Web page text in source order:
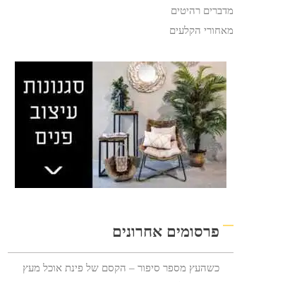
מדברים רהיטים
מאחורי הקלעים
פרסומים אחרונים
כשהעץ מספר סיפור – הקסם של פינת אוכל מעץ